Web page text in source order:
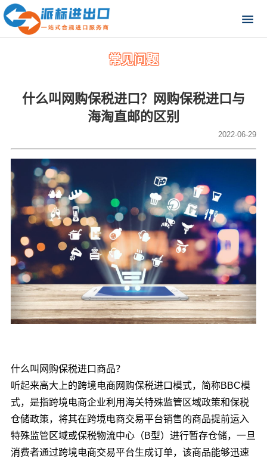
常见问题
什么叫网购保税进口？网购保税进口与
海淘直邮的区别
2022-06-29
什么叫网购保税进口商品？
听起来高大上的跨境电商网购保税进口模式，简称BBC模
式，是指跨境电商企业利用海关特殊监管区域政策和保税
仓储政策，将其在跨境电商交易平台销售的商品提前运入
特殊监管区域或保税物流中心（B型）进行暂存仓储，一旦
消费者通过跨境电商交易平台生成订单，该商品能够迅速